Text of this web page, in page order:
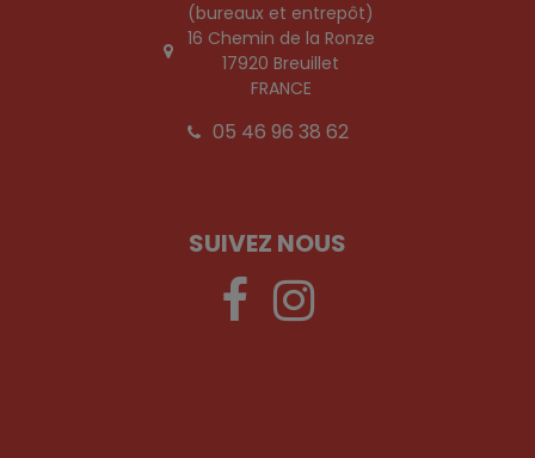
(bureaux et entrepôt)
16 Chemin de la Ronze
17920 Breuillet
FRANCE
05 46 96 38 62
SUIVEZ NOUS